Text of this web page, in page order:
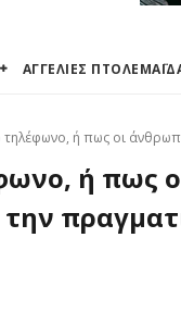
ΑΓΓΕΛΙΕΣ
ή πως οι
ή πως